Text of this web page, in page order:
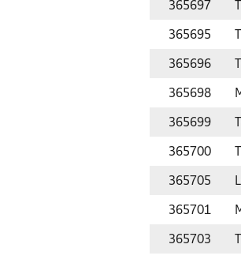
365697
365695
365696
365698
365699
365700
365705
365701
365703